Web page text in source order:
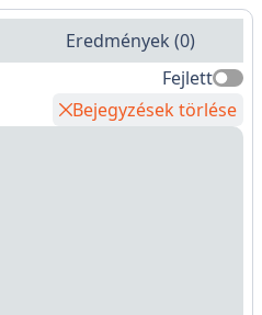
Eredmények (0)
Fejlett
Bejegyzések törlése